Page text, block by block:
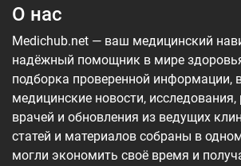
О нас
Medichub.net — ваш медицинский
надёжный помощник в мире
подборка проверенной информации,
медицинские новости,
врачей и обновления из ведущих
статей и материалов собраны в
могли экономить своё время и